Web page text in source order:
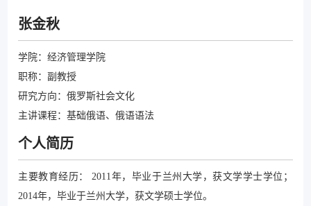
张金秋
学院：经济管理学院
职称：副教授
研究方向：俄罗斯社会文化
主讲课程：基础俄语、俄语语法
个人简历
主要教育经历： 2011年，毕业于兰州大学，获文学学士学位；
2014年，毕业于兰州大学，获文学硕士学位。